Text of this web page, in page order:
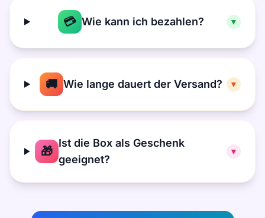
💳 Wie kann ich bezahlen? ▼
🚚 Wie lange dauert der Versand? ▼
🎁
Ist die Box als Geschenk
geeignet?
▼